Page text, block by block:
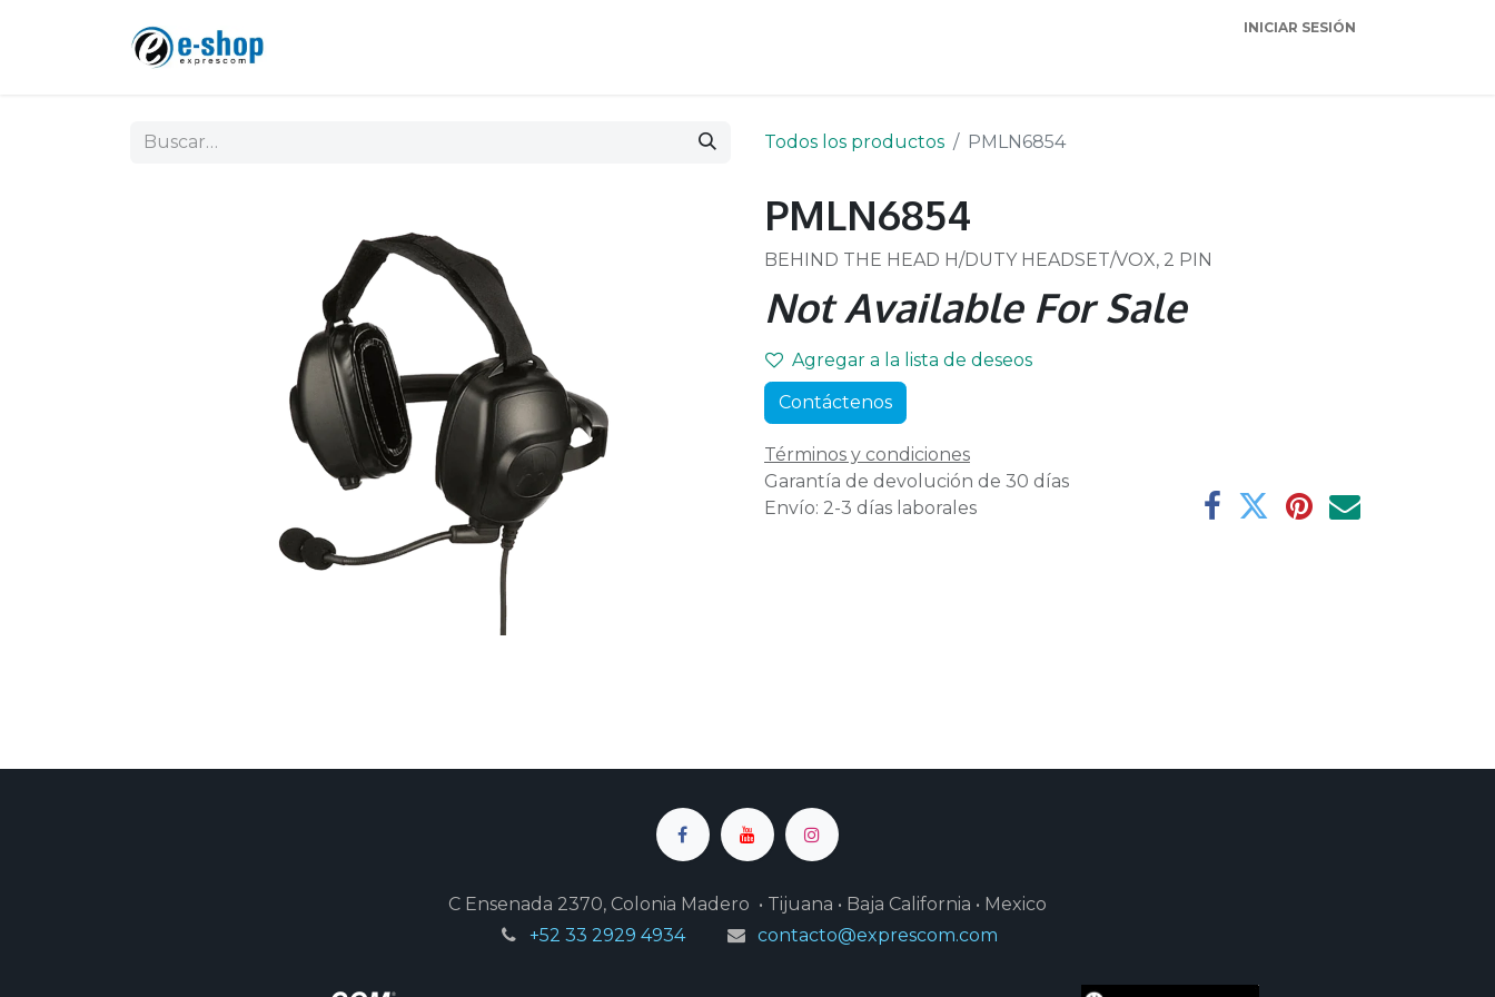
INICIAR SESIÓN
Todos los productos PMLN6854
PMLN6854
BEHIND THE HEAD H/DUTY HEADSET/VOX, 2 PIN
Not Available For Sale
Agregar a la lista de deseos
Contáctenos
Términos y condiciones
Garantía de devolución de 30 días
Envío: 2-3 días laborales
C Ensenada 2370, Colonia Madero • Tijuana • Baja California • Mexico
+52 33 2929 4934
contacto@exprescom.com